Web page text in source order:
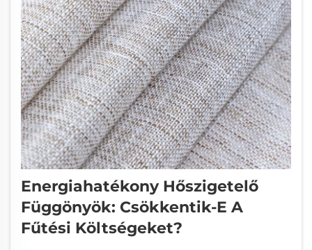
Energiahatékony Hőszigetelő
Függönyök: Csökkentik-E A
Fűtési Költségeket?